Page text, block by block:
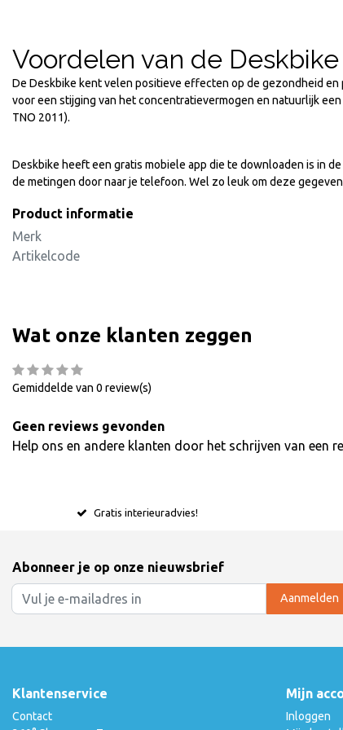
Voordelen van de Deskbike
De Deskbike kent velen positieve effecten op de gezondheid
voor een stijging van het concentratievermogen en natuurlijk
TNO 2011).
Deskbike heeft een gratis mobiele app die te downloaden is in
de metingen door naar je telefoon. Wel zo leuk om deze
Product informatie
Merk
Artikelcode
Wat onze klanten zeggen
Gemiddelde van 0 review(s)
Geen reviews gevonden
Help ons en andere klanten door het schrijven van een
Gratis interieuradvies!
Abonneer je op onze nieuwsbrief
Aanmelden
Klantenservice
Contact
Mijn
Inloggen